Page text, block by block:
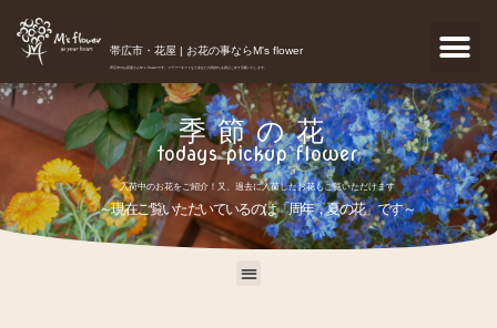
帯広市・花屋 | お花の事ならM's flower
帯広市のお花屋さんM's flowerです。フラワーギフトなどあなたの気持ちを真心こめて宅配いたします。
季節の花
todays pickup flower
入荷中のお花をご紹介！又、過去に入荷したお花もご覧いただけます
～現在ご覧いただいているのは「周年，夏の花」です～